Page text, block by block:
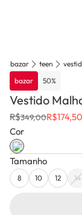
bazar teen
bazar
50%
Vestido
R$349,00R$174,50
Cor
Tamanho
8 10 12 14